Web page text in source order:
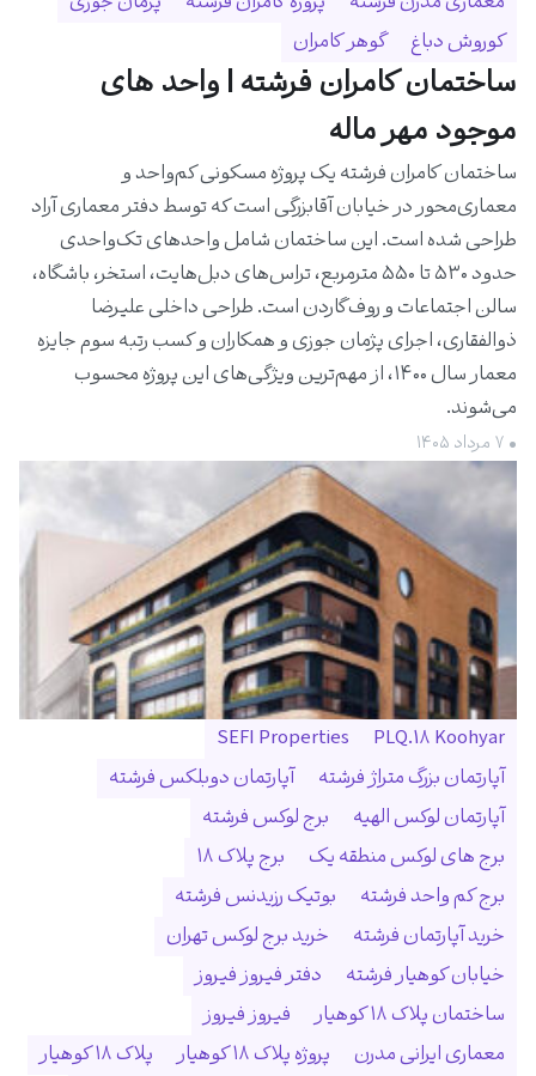
کوروش دباغ
گوهر کامران
ساختمان کامران فرشته | واحد های
موجود مهر ماله
ساختمان کامران فرشته یک پروژه مسکونی کم‌واحد و
معماری‌محور در خیابان آقابزرگی است که توسط دفتر معماری آراد
طراحی شده است. این ساختمان شامل واحدهای تک‌واحدی
حدود ۵۳۰ تا ۵۵۰ مترمربع، تراس‌های دبل‌هایت، استخر، باشگاه،
سالن اجتماعات و روف‌گاردن است. طراحی داخلی علیرضا
ذوالفقاری، اجرای پژمان جوزی و همکاران و کسب رتبه سوم جایزه
معمار سال ۱۴۰۰، از مهم‌ترین ویژگی‌های این پروژه محسوب
می‌شوند.
• ۷ مرداد ۱۴۰۵
PLQ.18 Koohyar
SEFI Properties
آپارتمان بزرگ متراژ فرشته
آپارتمان دوبلکس فرشته
آپارتمان لوکس الهیه
برج لوکس فرشته
برج های لوکس منطقه یک
برج پلاک ۱۸
برج کم واحد فرشته
بوتیک رزیدنس فرشته
خرید آپارتمان فرشته
خرید برج لوکس تهران
خیابان کوهیار فرشته
دفتر فیروز فیروز
ساختمان پلاک ۱۸ کوهیار
فیروز فیروز
معماری ایرانی مدرن
پروژه پلاک ۱۸ کوهیار
پلاک ۱۸ کوهیار